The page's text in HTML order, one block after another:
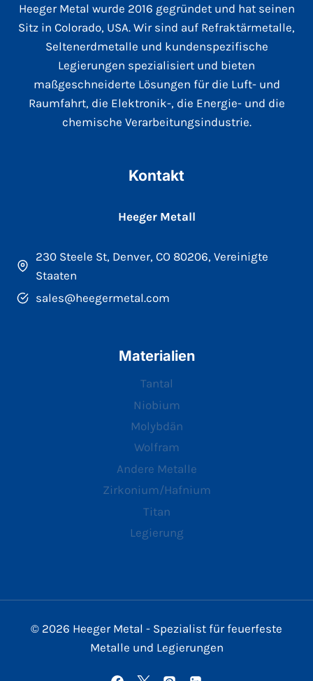
Heeger Metal wurde 2016 gegründet und hat seinen
Sitz in Colorado, USA. Wir sind auf Refraktärmetalle,
Seltenerdmetalle und kundenspezifische
Legierungen spezialisiert und bieten
maßgeschneiderte Lösungen für die Luft- und
Raumfahrt, die Elektronik-, die Energie- und die
chemische Verarbeitungsindustrie.
Kontakt
Heeger Metall
230 Steele St, Denver, CO 80206, Vereinigte
Staaten
sales@heegermetal.com
Materialien
Tantal
Niobium
Molybdän
Wolfram
Andere Metalle
Zirkonium/Hafnium
Titan
Legierung
© 2026 Heeger Metal - Spezialist für feuerfeste
Metalle und Legierungen